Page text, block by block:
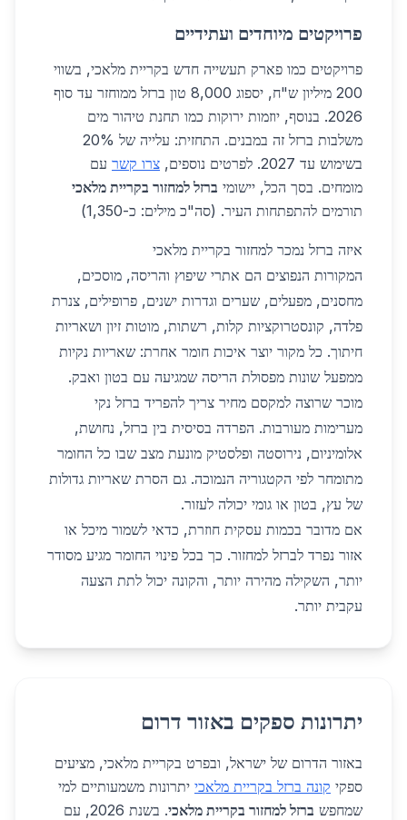
פרויקטים מיוחדים ועתידיים
פרויקטים כמו פארק תעשייה חדש בקריית מלאכי, בשווי
200 מיליון ש"ח, יספוג 8,000 טון ברזל ממוחזר עד סוף
2026. בנוסף, יוזמות ירוקות כמו תחנת טיהור מים
משלבות ברזל זה במבנים. התחזית: עלייה של 20%
בשימוש עד 2027. לפרטים נוספים,
צרו קשר עם
מומחים. בסך הכל, יישומי ברזל למחזור בקריית מלאכי
תורמים להתפתחות העיר. (סה"כ מילים: כ-1,350)
איזה ברזל נמכר למחזור בקריית מלאכי
המקורות הנפוצים הם אתרי שיפוץ והריסה, מוסכים,
מחסנים, מפעלים, שערים וגדרות ישנים, פרופילים, צנרת
פלדה, קונסטרוקציות קלות, רשתות, מוטות זיון ושאריות
חיתוך. כל מקור יוצר איכות חומר אחרת: שאריות נקיות
ממפעל שונות מפסולת הריסה שמגיעה עם בטון ואבק.
מוכר שרוצה למקסם מחיר צריך להפריד ברזל נקי
מערימות מעורבות. הפרדה בסיסית בין ברזל, נחושת,
אלומיניום, נירוסטה ופלסטיק מונעת מצב שבו כל החומר
מתומחר לפי הקטגוריה הנמוכה. גם הסרת שאריות גדולות
של עץ, בטון או גומי יכולה לעזור.
אם מדובר בכמות עסקית חוזרת, כדאי לשמור מיכל או
אזור נפרד לברזל למחזור. כך בכל פינוי החומר מגיע מסודר
יותר, השקילה מהירה יותר, והקונה יכול לתת הצעה
עקבית יותר.
יתרונות ספקים באזור דרום
באזור הדרום של ישראל, ובפרט בקריית מלאכי, מציעים
ספקי קונה ברזל בקריית מלאכי יתרונות משמעותיים למי
שמחפש ברזל למחזור בקריית מלאכי
. בשנת 2026, עם